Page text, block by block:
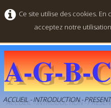
Ce site utilise des cookies.
acceptez notre
A-G-B-
ACCUEIL -INTRODUCTION -